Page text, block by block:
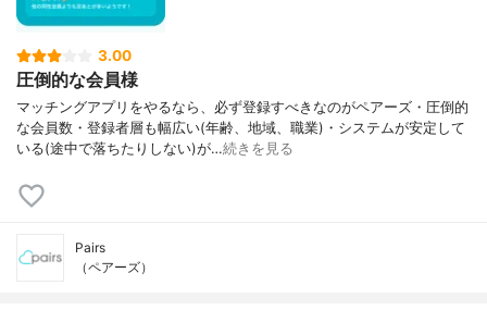
3.00
圧倒的な会員様
マッチングアプリをやるなら、必ず登録すべきなのがペアーズ・圧倒的
な会員数・登録者層も幅広い(年齢、地域、職業)・システムが安定して
いる(途中で落ちたりしない)が…続きを見る
Pairs
（ペアーズ）